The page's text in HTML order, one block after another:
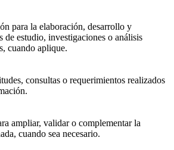
para la elaboración, desarrollo y
de estudio, investigaciones o análisis
cuando aplique.
consultas o requerimientos realizados
ampliar, validar o complementar la
cuando sea necesario.